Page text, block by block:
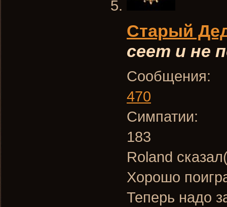
Старый
сеет и не
Сообщения:
470
Симпатии:
183
Roland
Хорошо
Теперь надо